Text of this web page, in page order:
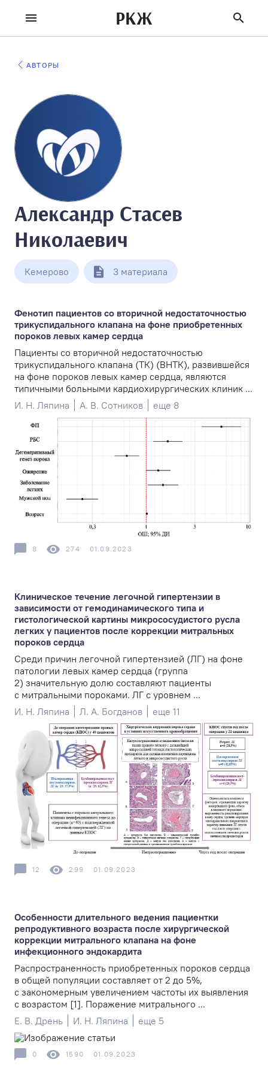
РКЖ
АВТОРЫ
Александр Стасев
Николаевич
Кемерово 3 материала
Фенотип пациентов со вторичной недостаточностью
трикуспидального клапана на фоне приобретенных
пороков левых камер сердца
Пациенты со вторичной недостаточностью
трикуспидального клапана (ТК) (ВНТК), развившейся
на фоне пороков левых камер сердца, являются
типичными больными кардиохирургических клиник ...
И. Н. Ляпина
А. В. Сотников еще 8
8 274 01.09.2023
Клиническое течение легочной гипертензии в
зависимости от гемодинамического типа и
гистологической картины микрососудистого русла
легких у пациентов после коррекции митральных
пороков сердца
Среди причин легочной гипертензией (ЛГ) на фоне
патологии левых камер сердца (группа
2) значительную долю составляют пациенты
с митральными пороками. ЛГ с уровнем ...
И. Н. Ляпина
Л. А. Богданов еще 11
12 299 01.09.2023
Особенности длительного ведения пациентки
репродуктивного возраста после хирургической
коррекции митрального клапана на фоне
инфекционного эндокардита
Распространенность приобретенных пороков сердца
в общей популяции составляет от 2 до 5%,
с закономерным увеличением частоты их выявления
с возрастом [1]. Поражение митрального ...
Е. В. Дрень
И. Н. Ляпина еще 5
0 1590 01.09.2023